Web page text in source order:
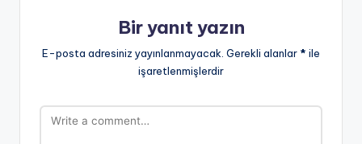
Bir yanıt yazın
E-posta adresiniz yayınlanmayacak. Gerekli alanlar * ile
işaretlenmişlerdir